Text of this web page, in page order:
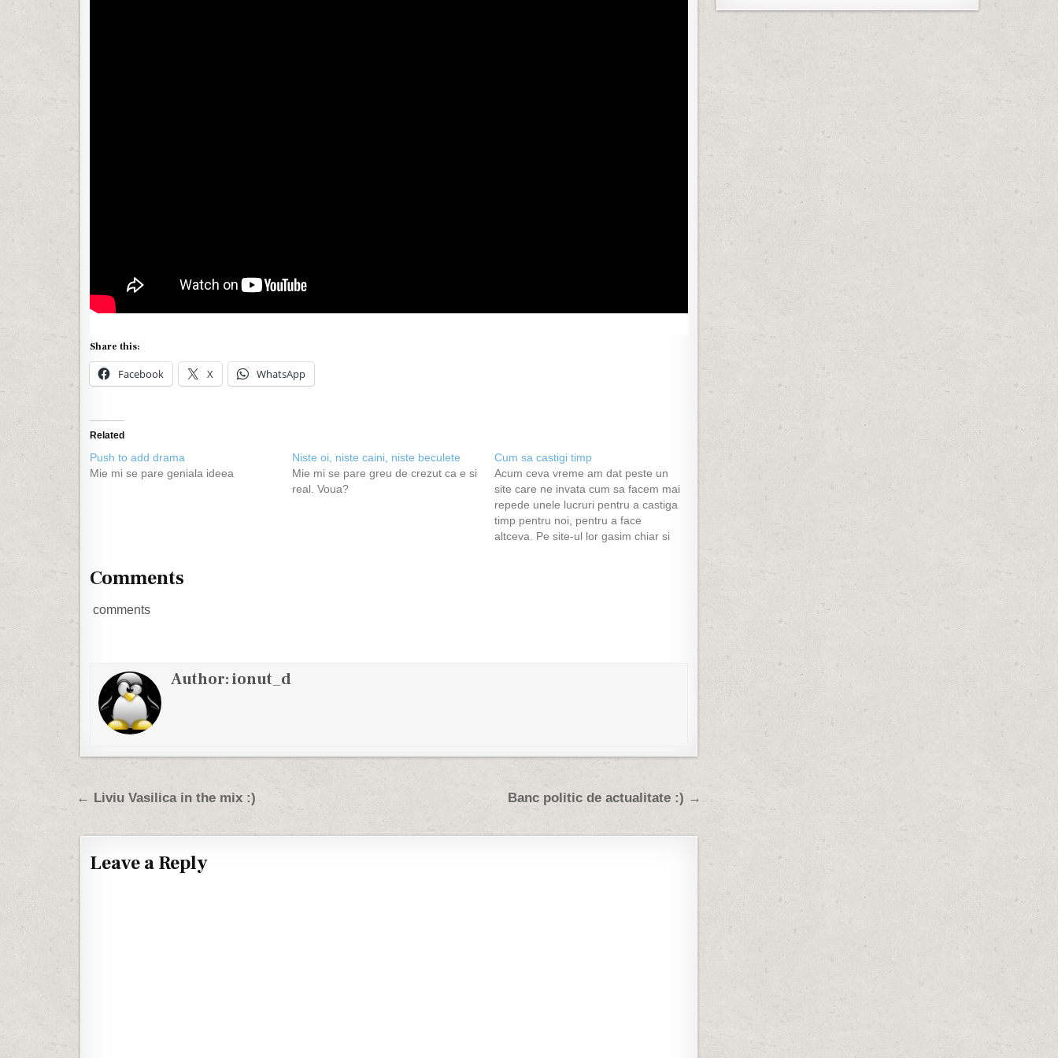
Share this:
Facebook X WhatsApp
Related
Push to add drama
Mie mi se pare geniala ideea
Niste oi, niste caini, niste beculete
Mie mi se pare greu de crezut ca e si
real. Voua?
Cum sa castigi timp
Acum ceva vreme am dat peste un
site care ne invata cum sa facem mai
repede unele lucruri pentru a castiga
timp pentru noi, pentru a face
altceva. Pe site-ul lor gasim chiar si
Comments
comments
Author:ionut_d
Post navigation Banc politic de actualitate :) →
← Liviu Vasilica in the mix :)
Leave a Reply